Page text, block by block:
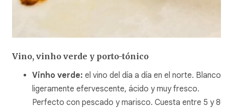
Vino, vinho verde y porto-tónico
Vinho verde: el vino del día a día en el norte. Blanco,
ligeramente efervescente, ácido y muy fresco.
Perfecto con pescado y marisco. Cuesta entre 5 y